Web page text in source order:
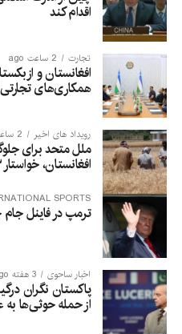
اقدام کند
تجارت 2 ساعت ago
افغانستان و
همکاری‌های تجارتی
رویداد های اخیر 2 ساعت ago
ملل متحد برای
افغانستان، خواستار ۳۸.۳ میلیون دالر کمک شد
SPORTS
ترمپ در فاینل
اخبار ساحوی 3 هفته ago
پاکستان نگران
از حمله حوثی‌ها